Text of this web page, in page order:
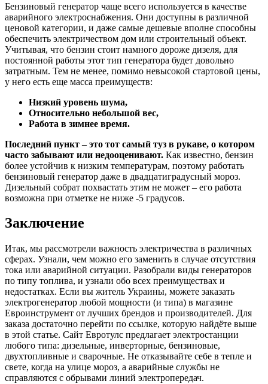
Бензиновый генератор чаще всего используется в качестве
аварийного электроснабжения. Они доступны в различной
ценовой категории, и даже самые дешевые вполне способны
обеспечить электричеством дом или строительный объект.
Учитывая, что бензин стоит намного дороже дизеля, для
постоянной работы этот тип генератора будет довольно
затратным. Тем не менее, помимо невысокой стартовой цены,
у него есть еще масса преимуществ:
Низкий уровень шума,
Относительно небольшой вес,
Работа в зимнее время.
Последний пункт – это тот самый туз в рукаве, о котором
часто забывают или недооценивают. Как известно, бензин
более устойчив к низким температурам, поэтому работать
бензиновый генератор даже в двадцатиградусный мороз.
Дизельный собрат похвастать этим не может – его работа
возможна при отметке не ниже -5 градусов.
Заключение
Итак, мы рассмотрели важность электричества в различных
сферах. Узнали, чем можно его заменить в случае отсутствия
тока или аварийной ситуации. Разобрали виды генераторов
по типу топлива, и узнали обо всех преимуществах и
недостатках. Если вы житель Украины, можете заказать
электрогенератор любой мощности (и типа) в магазине
Евроинструмент от лучших брендов и производителей. Для
заказа достаточно перейти по ссылке, которую найдёте выше
в этой статье. Сайт Евротулс предлагает электростанции
любого типа: дизельные, инверторные, бензиновые,
двухтопливные и сварочные. Не отказывайте себе в тепле и
свете, когда на улице мороз, а аварийные службы не
справляются с обрывами линий электропередач.